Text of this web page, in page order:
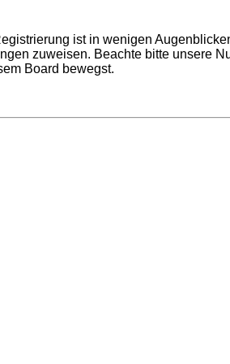
ist in wenigen
zuweisen. Beachte bitte unsere
Board bewegst.